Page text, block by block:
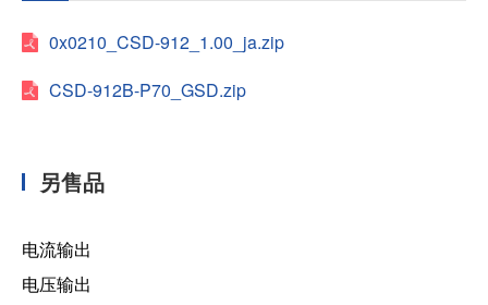
0x0210_CSD-912_1.00_ja.zip
CSD-912B-P70_GSD.zip
另售品
电流输出
电压输出